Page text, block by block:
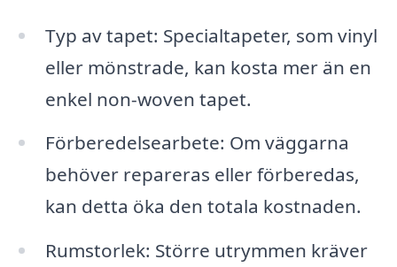
Typ av tapet: Specialtapeter, som vinyl
eller mönstrade, kan kosta mer än en
enkel non-woven tapet.
Förberedelsearbete: Om väggarna
behöver repareras eller förberedas,
kan detta öka den totala kostnaden.
Rumstorlek: Större utrymmen kräver